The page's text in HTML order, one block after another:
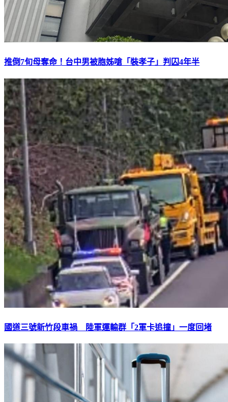
推倒7旬母奪命！台中男被胞姊嗆「裝孝子」判囚4年半
國道三號新竹段車禍 陸軍運輸群「2軍卡追撞」一度回堵